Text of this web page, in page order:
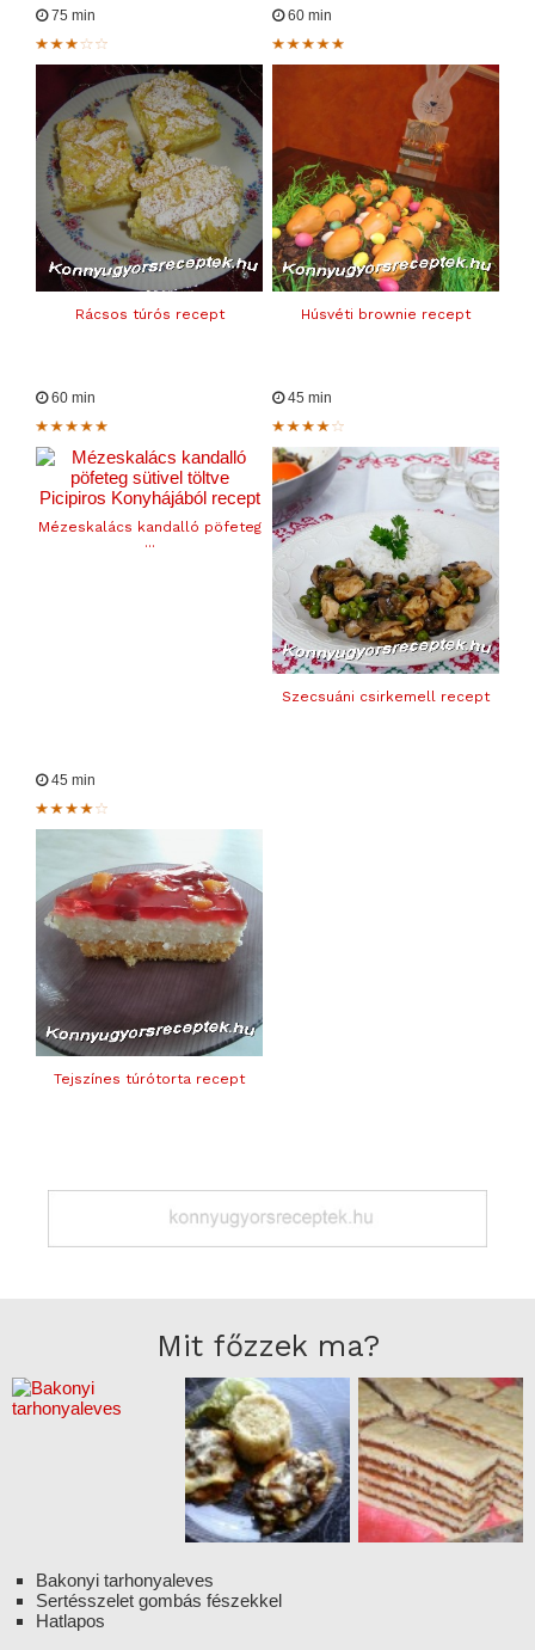
75 min
Rácsos túrós recept
60 min
Húsvéti brownie recept
60 min
Mézeskalács kandalló pöfeteg
...
45 min
Szecsuáni csirkemell recept
45 min
Tejszínes túrótorta recept
Mit főzzek ma?
Bakonyi tarhonyaleves
Sertésszelet gombás fészekkel
Hatlapos